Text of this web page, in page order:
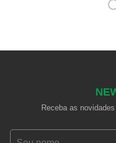
Receba as